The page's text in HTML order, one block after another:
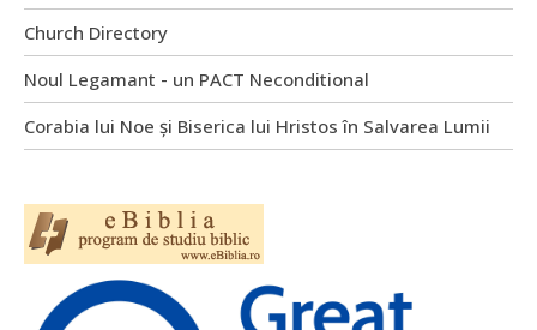
Church Directory
Noul Legamant - un PACT Neconditional
Corabia lui Noe și Biserica lui Hristos în Salvarea Lumii